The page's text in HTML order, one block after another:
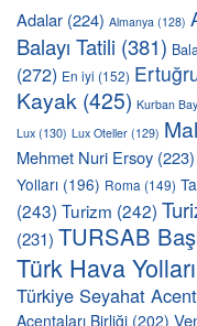
Adalar (224) Almanya (128)
Balayı Tatili (381)
(272) En iyi (152)
Kayak (425) Kurban
Lux (130) Lux Oteller (129)
Mehmet Nuri Ersoy (223)
Yolları (196) Roma (149)
(243) Turizm (242)
(231) TURSAB
Türk Hava Yolları
Türkiye Seyahat
Acentaları Birliği (202)